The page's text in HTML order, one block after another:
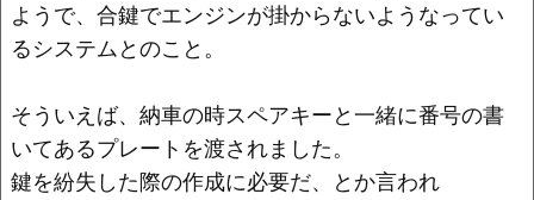
ようで、合鍵でエンジンが掛からないようなってい
るシステムとのこと。
そういえば、納車の時スペアキーと一緒に番号の書
いてあるプレートを渡されました。
鍵を紛失した際の作成に必要だ、とか言われ